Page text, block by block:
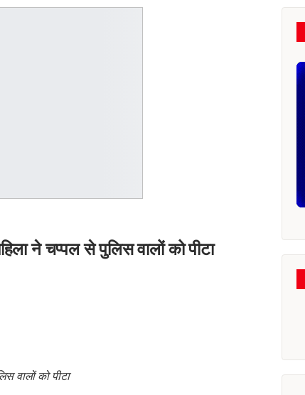
ने चप्पल से पुलिस वालों को पीटा
वालों को पीटा